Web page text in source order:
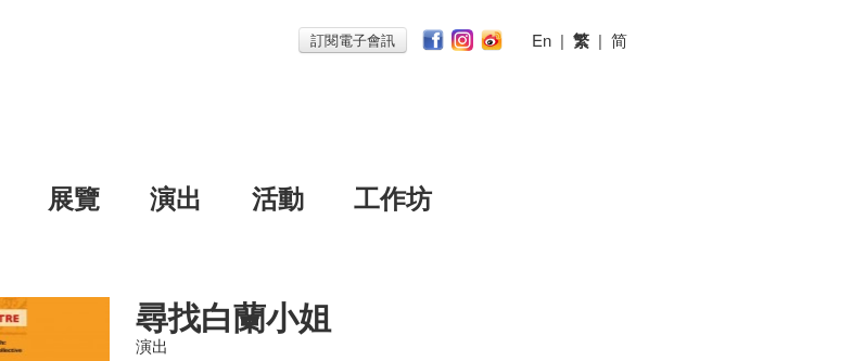
訂閱電子會訊 En | 繁 | 简
展覽 演出 活動
工作坊
尋找白蘭小姐
演出